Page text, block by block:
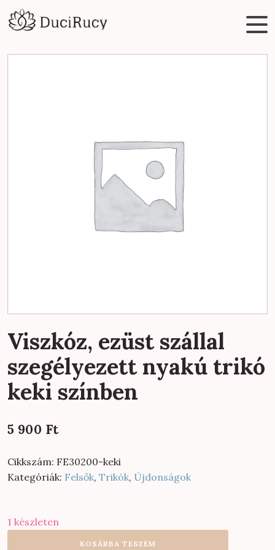
Viszkóz, ezüst szállal
szegélyezett nyakú trikó
keki színben
5 900 Ft
Cikkszám: FE30200-keki
Kategóriák: Felsők, Trikók, Újdonságok
1 készleten
KOSÁRBA TESZEM